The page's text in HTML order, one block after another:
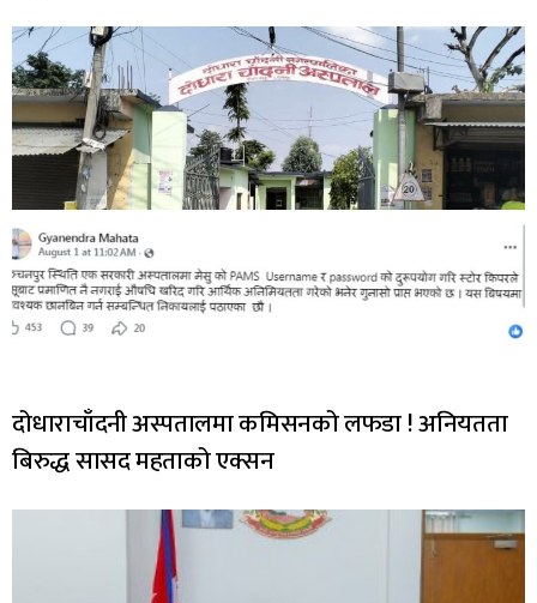
दोधाराचाँदनी अस्पतालमा कमिसनको लफडा ! अनियतता
बिरुद्ध सासद महताको एक्सन